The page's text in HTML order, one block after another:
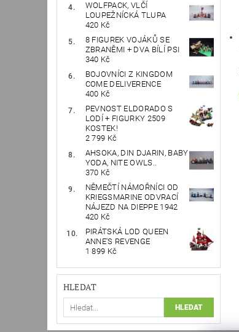
WOLFPACK, VLČÍ
LOUPEŽNÍCKÁ TLUPA
420 Kč
8 FIGUREK VOJÁKŮ SE
ZBRANĚMI + DVA BÍLÍ PSI
340 Kč
BOJOVNÍCI Z KINGDOM
COME DELIVERENCE
400 Kč
PEVNOST ELDORADO S
LODÍ + FIGURKY 2509
KOSTEK!
2 799 Kč
AHSOKA, DIN DJARIN, BABY
YODA, NITE OWLS..
370 Kč
NĚMEČTÍ NÁMOŘNÍCI OD
KRIEGSMARINE ODVRACÍ
NÁJEZD NA DIEPPE 1942
420 Kč
PIRÁTSKÁ LOD QUEEN
ANNE'S REVENGE
1 899 Kč
HLEDAT